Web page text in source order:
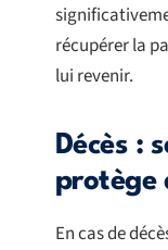
récupérer la
lui revenir.
Décès :
protège
En cas de